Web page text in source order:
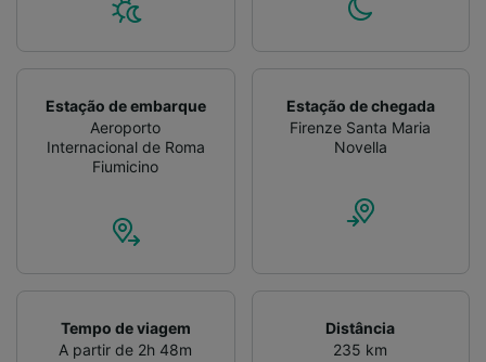
Estação de embarque
Aeroporto
Internacional de Roma
Fiumicino
Estação de chegada
Firenze Santa Maria
Novella
Tempo de viagem
A partir de 2h 48m
Distância
235 km